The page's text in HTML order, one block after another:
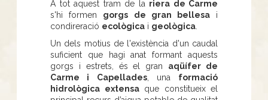
A tot aquest tram de la riera de Carme
s'hi formen gorgs de gran bellesai
condireració ecològica i geològica
Un dels motius de l'existència d'un caudal
suficient que hagi anat formant aquests
gorgs i estrets, és el gran aqüífer de
Carme i Capellades, una formació
hidrològica extensaque constitueix el